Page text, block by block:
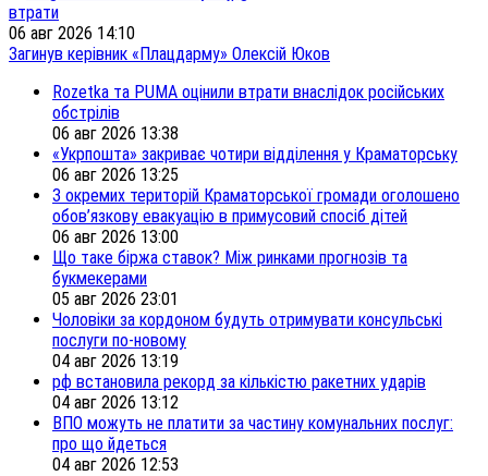
втрати
06 авг 2026 14:10
Загинув керівник «Плацдарму» Олексій Юков
Rozetka та PUMA оцінили втрати внаслідок російських
обстрілів
06 авг 2026 13:38
«Укрпошта» закриває чотири відділення у Краматорську
06 авг 2026 13:25
З окремих територій Краматорської громади оголошено
обов’язкову евакуацію в примусовий спосіб дітей
06 авг 2026 13:00
Що таке біржа ставок? Між ринками прогнозів та
букмекерами
05 авг 2026 23:01
Чоловіки за кордоном будуть отримувати консульські
послуги по-новому
04 авг 2026 13:19
рф встановила рекорд за кількістю ракетних ударів
04 авг 2026 13:12
ВПО можуть не платити за частину комунальних послуг:
про що йдеться
04 авг 2026 12:53